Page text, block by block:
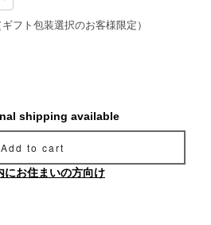
フト包装選択のお客様限定）
shipping available
Add to cart
にお住まいの方向け